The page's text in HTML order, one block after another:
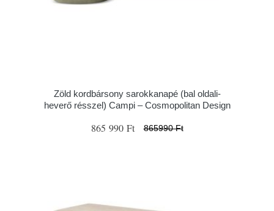
Zöld kordbársony sarokkanapé (bal oldali-
heverő résszel) Campi – Cosmopolitan Design
865 990 Ft 865990 Ft